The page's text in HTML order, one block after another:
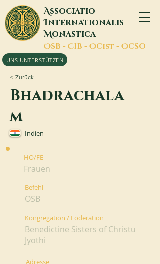
Associatio
Internationalis
Monastica
OSB - CIB - OCist - OCSO
UNS UNTERSTÜTZEN
< Zurück
Bhadrachala
m
Indien
HO/FE
Frauen
Befehl
OSB
Kongregation / Föderation
Benedictine Sisters of Christu
Jyothi
Adresse